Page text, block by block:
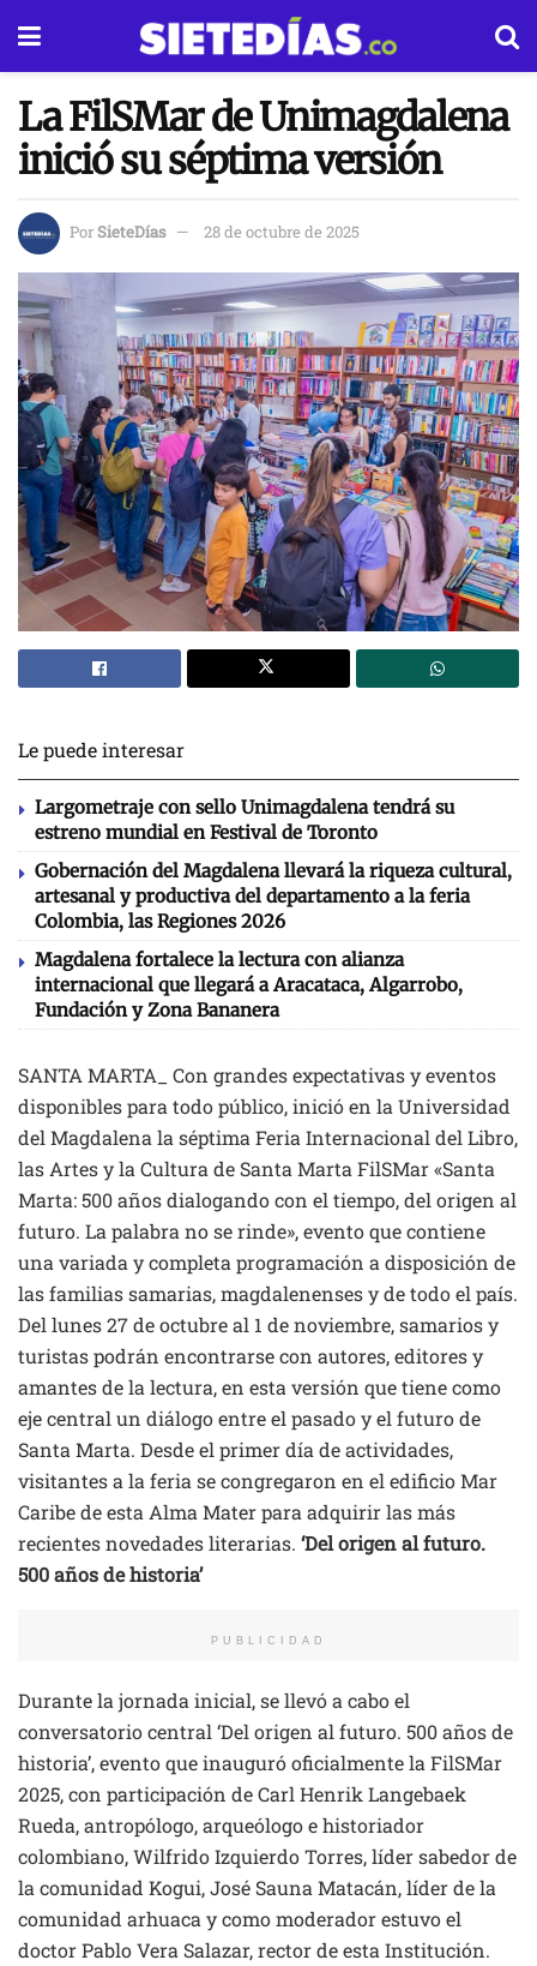
La FilSMar de Unimagdalena
inició su séptima versión
PorSieteDías 28 de octubre de 2025
Le puede interesar
Largometraje con sello Unimagdalena tendrá su
estreno mundial en Festival de Toronto
Gobernación del Magdalena llevará la riqueza cultural,
artesanal y productiva del departamento a la feria
Colombia, las Regiones 2026
Magdalena fortalece la lectura con alianza
internacional que llegará a Aracataca, Algarrobo,
Fundación y Zona Bananera
SANTA MARTA_ Con grandes expectativas y eventos
disponibles para todo público, inició en la Universidad
del Magdalena la séptima Feria Internacional del Libro,
las Artes y la Cultura de Santa Marta FilSMar «Santa
Marta: 500 años dialogando con el tiempo, del origen al
futuro. La palabra no se rinde», evento que contiene
una variada y completa programación a disposición de
las familias samarias, magdalenenses y de todo el país.
Del lunes 27 de octubre al 1 de noviembre, samarios y
turistas podrán encontrarse con autores, editores y
amantes de la lectura, en esta versión que tiene como
eje central un diálogo entre el pasado y el futuro de
Santa Marta. Desde el primer día de actividades,
visitantes a la feria se congregaron en el edificio Mar
Caribe de esta Alma Mater para adquirir las más
recientes novedades literarias. ‘Del origen al futuro.
500 años de historia’
PUBLICIDAD
Durante la jornada inicial, se llevó a cabo el
conversatorio central ‘Del origen al futuro. 500 años de
historia’, evento que inauguró oficialmente la FilSMar
2025, con participación de Carl Henrik Langebaek
Rueda, antropólogo, arqueólogo e historiador
colombiano, Wilfrido Izquierdo Torres, líder sabedor de
la comunidad Kogui, José Sauna Matacán, líder de la
comunidad arhuaca y como moderador estuvo el
doctor Pablo Vera Salazar, rector de esta Institución.